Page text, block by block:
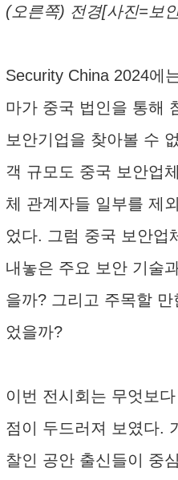
(오른쪽) 전경[사진=보
Security China 2024에
마가 중국 법인을 통해
보안기업을 찾아볼 수
객 규모도 중국 보안업
체 관계자들 일부를 제
었다. 그럼 중국 보안업
내놓은 주요 보안 기술
을까? 그리고 주목할 만
었을까?
이번 전시회는 무엇보
점이 두드러져 보였다.
찰인 공안 출신들이 중